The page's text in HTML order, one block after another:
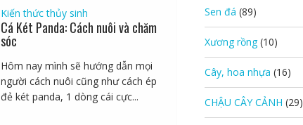
Kiến thức thủy sinh
Cá Két Panda: Cách nuôi và chăm
sóc
Hôm nay mình sẽ hướng dẫn mọi
người cách nuôi cũng như cách ép
đẻ két panda, 1 dòng cái cực...
Sen đá (89)
Xương rồng (10)
Cây, hoa nhựa (16)
CHẬU CÂY CẢNH (29)